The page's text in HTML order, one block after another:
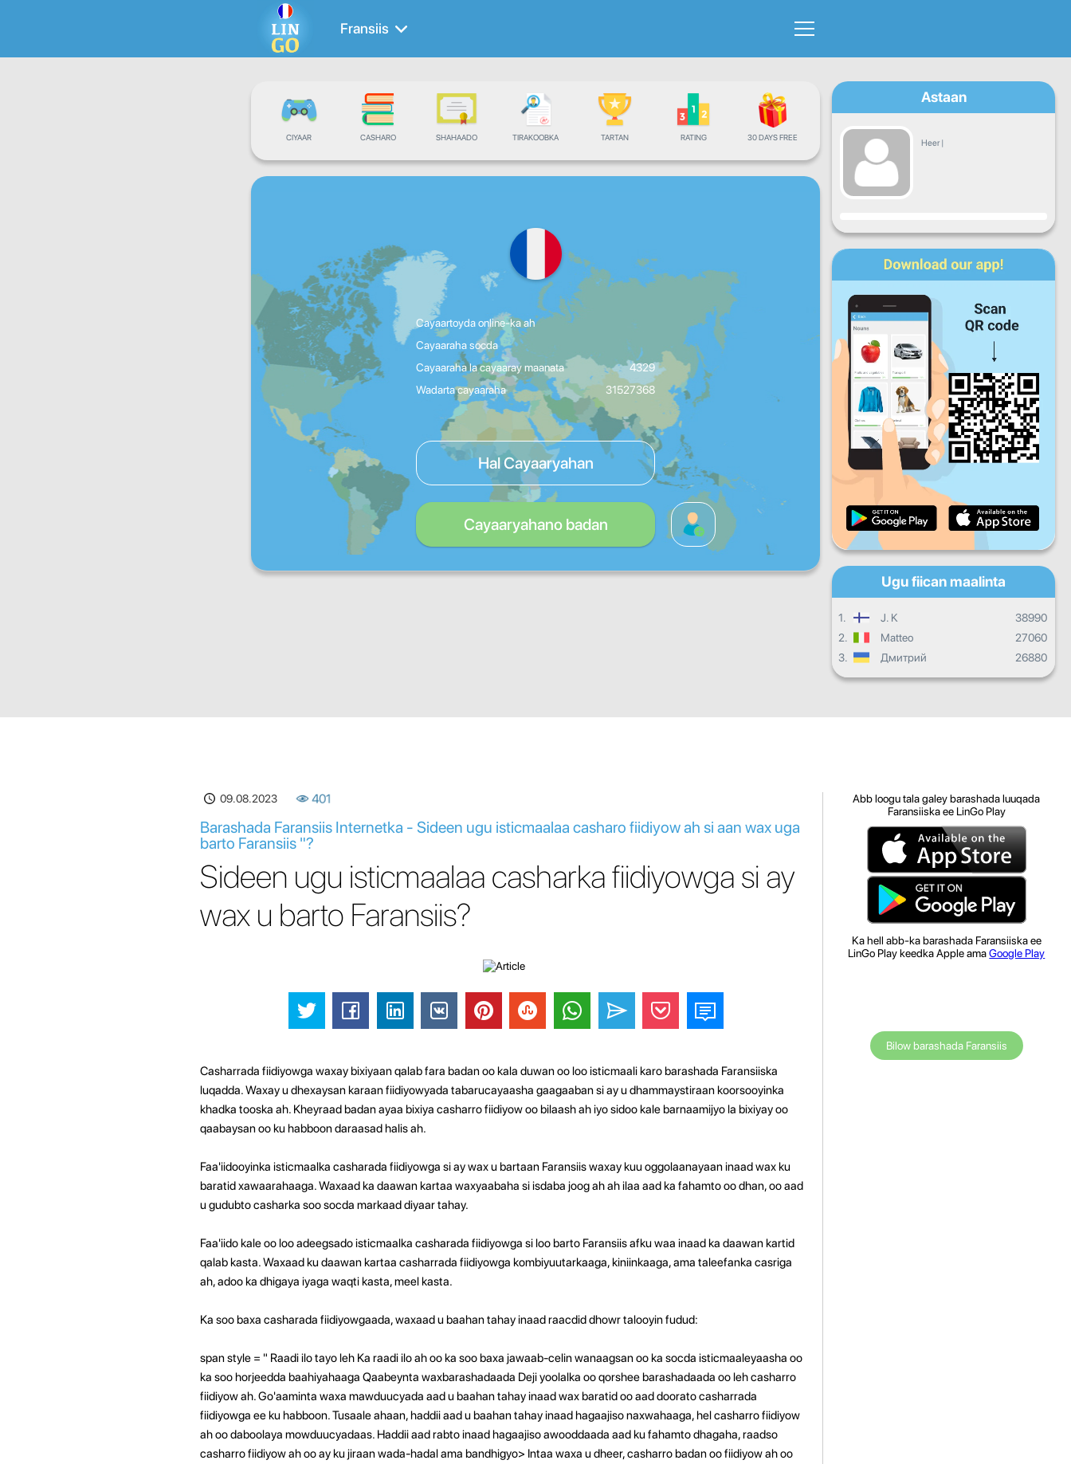
Fransiis
CIYAAR CASHARO SHAHAADO TIRAKOOBKA TARTAN RATING 30 DAYS FREE
Cayaartoyda online-ka ah
Cayaaraha socda
Cayaaraha la cayaaray maanata
4329
Wadarta cayaaraha
31527368
Hal Cayaaryahan
Cayaaryahano badan
Astaan
Heer |
Hormar
Isniin Arbaco Khamiis
Sabti Axad
Hormarka maalinlaha ah
Hormarka billaha ah
Guud ahaan hormarka
Ugu fiican maalinta
1. J. K
38990
2.
Matteo
27060
3.
Дмитрий 26880
09.08.2023 401
Barashada Faransiis Internetka - Sideen ugu isticmaalaa casharo fiidiyow ah si aan wax uga
barto Faransiis "?
Sideen ugu isticmaalaa casharka fiidiyowga si ay
wax u barto Faransiis?
Casharrada fiidiyowga waxay bixiyaan qalab fara badan oo kala duwan oo loo isticmaali karo barashada Faransiiska
luqadda. Waxay u dhexaysan karaan fiidiyowyada tabarucayaasha gaagaaban si ay u dhammaystiraan koorsooyinka
khadka tooska ah. Kheyraad badan ayaa bixiya casharro fiidiyow oo bilaash ah iyo sidoo kale barnaamijyo la bixiyay oo
qaabaysan oo ku habboon daraasad halis ah.
Faa'iidooyinka isticmaalka casharada fiidiyowga si ay wax u bartaan Faransiis waxay kuu oggolaanayaan inaad wax ku
baratid xawaarahaaga. Waxaad ka daawan kartaa waxyaabaha si isdaba joog ah ah ilaa aad ka fahamto oo dhan, oo aad
u gudubto casharka soo socda markaad diyaar tahay.
Faa'iido kale oo loo adeegsado isticmaalka casharada fiidiyowga si loo barto Faransiis afku waa inaad ka daawan kartid
qalab kasta. Waxaad ku daawan kartaa casharrada fiidiyowga kombiyuutarkaaga, kiniinkaaga, ama taleefanka casriga
ah, adoo ka dhigaya iyaga waqti kasta, meel kasta.
Ka soo baxa casharada fiidiyowgaada, waxaad u baahan tahay inaadraacdid dhowr talooyin fudud:
span style = " Raadi ilo tayo leh Ka raadi ilo ah oo ka soo baxa jawaab-celin wanaagsan oo ka socda isticmaaleyaasha oo
ka soo horjeedda baahiyahaaga Qaabeynta waxbarashadaada Deji yoolalka oo qorshee barashadaada oo leh casharro
fiidiyow ah. Go'aaminta waxa mawduucyada aad u baahan tahay inaad wax baratid oo aad doorato casharrada
fiidiyowga ee ku habboon. Tusaale ahaan, haddii aad u baahan tahay inaad hagaajiso naxwahaaga, hel casharro fiidiyow
ah oo daboolaya mowduucyadaas. Haddii aad rabto inaad hagaajiso awooddaada aad ku fahamto dhagaha, raadso
casharro fiidiyow ah oo ay ku jiraan wada-hadal ama bandhigyo> Intaa waxa u dheer, casharro badan oo fiidiyow ah oo
Abb loogu tala galey barashada luuqada
Faransiiska ee LinGo Play
Ka hell abb-ka barashada Faransiiska ee
LinGo Play keedka Apple amaGoogle Play
Bilow barashada Faransiis